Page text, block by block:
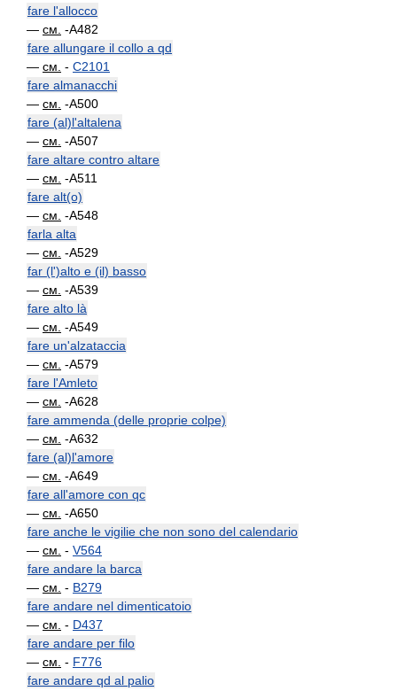
fare l'allocco
— см. -A482
fare allungare il collo a qd
— см. - C2101
fare almanacchi
— см. -A500
fare (al)l'altalena
— см. -A507
fare altare contro altare
— см. -A511
fare alt(o)
— см. -A548
farla alta
— см. -A529
far (l')alto e (il) basso
— см. -A539
fare alto là
— см. -A549
fare un'alzataccia
— см. -A579
fare l'Amleto
— см. -A628
fare ammenda (delle proprie colpe)
— см. -A632
fare (al)l'amore
— см. -A649
fare all'amore con qc
— см. -A650
fare anche le vigilie che non sono del calendario
— см. - V564
fare andare la barca
— см. - B279
fare andare nel dimenticatoio
— см. - D437
fare andare per filo
— см. - F776
fare andare qd al palio